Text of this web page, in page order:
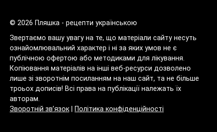
© 2026 Пляшка - рецепти українською
Звертаємо вашу увагу на те, що матеріали сайту несуть
ознайомлювальний характер і ні за яких умов не є
публічною офертою або методиками для лікування.
Копіювання матеріалів на інші веб-ресурси дозволено
лише зі зворотнім посиланням на наш сайт, та не більше
троьох дописів! Всі права на публікації належать їх
авторам.
Зворотній зв’язок
Політика конфіденційності